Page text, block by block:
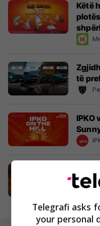
Këtë
të
IPKO
3, 4
Telegrafi asks
your personal